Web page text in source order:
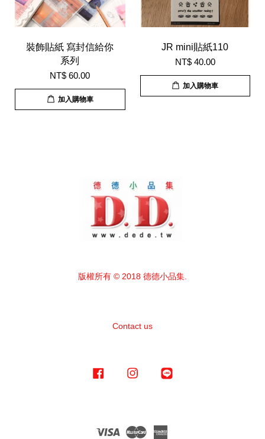
裝飾貼紙 寫封信給你
系列
NT$ 60.00
加入購物車
JR mini貼紙110
NT$ 40.00
加入購物車
版權所有 © 2018 德德小品集.
Contact us
Facebook Instagram
Visa Master